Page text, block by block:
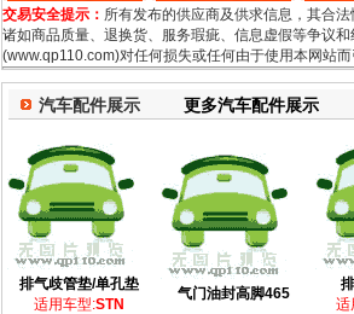
交易安全提示： 所有发布的供应商及供求信息，其合
诸如商品质量、退换货、服务瑕疵、信息虚假等争议
(www.qp110.com)对任何损失或任何由于使用本网站
汽车配件展示 更多汽车配件展示
排气歧管垫/单孔垫
适用车型:STN
气门油封高脚465
适